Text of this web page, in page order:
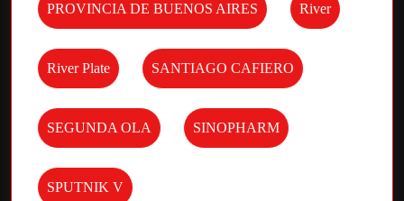
PROVINCIA DE BUENOS AIRES River
River Plate SANTIAGO CAFIERO
SEGUNDA OLA SINOPHARM
SPUTNIK V